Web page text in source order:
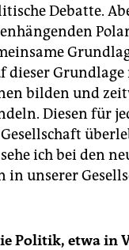
Debatte.
dieser
bilden und
Diesen für
ich bei den
in unserer
Politik, etwa in